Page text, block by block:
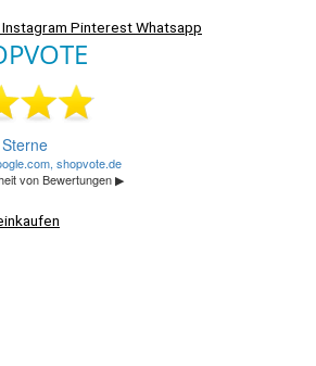
Instagram PinterestWhatsapp